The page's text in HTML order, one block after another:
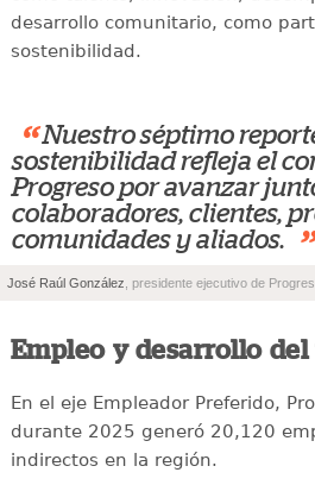
desarrollo comunitario, como
sostenibilidad.
“ Nuestro séptimo
sostenibilidad refleja el
Progreso por avanzar
colaboradores, clientes,
comunidades y aliados.
”
José Raúl González , presidente ejecutivo de
Empleo y desarrollo
En el eje Empleador Preferido,
durante 2025 generó 20,120
indirectos en la región.